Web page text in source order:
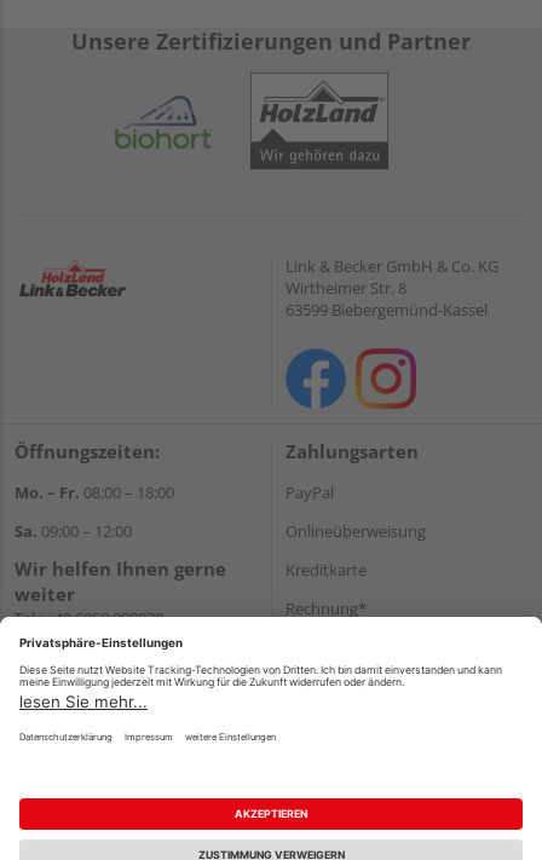
Unsere Zertifizierungen und Partner
Link & Becker GmbH & Co. KG
Wirtheimer Str. 8
63599 Biebergemünd-Kassel
Öffnungszeiten:
Mo. – Fr. 08:00 – 18:00
Sa. 09:00 – 12:00
Wir helfen Ihnen gerne
weiter
Tel.:+49 6050 908030
E-Mail:shop@holzland-
linkundbecker.de
Zahlungsarten
PayPal
Onlineüberweisung
Kreditkarte
Rechnung*
Versand
Impressum AGB Widerruf
Datenschutz
Reservierungsbedingungen
Vertrag widerrufen